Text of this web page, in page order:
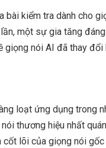
kiểm tra dành cho
một sự gia tăng
nói AI đã thay đổi
loạt ứng dụng trong
thương hiệu nhất
lõi của giọng nói